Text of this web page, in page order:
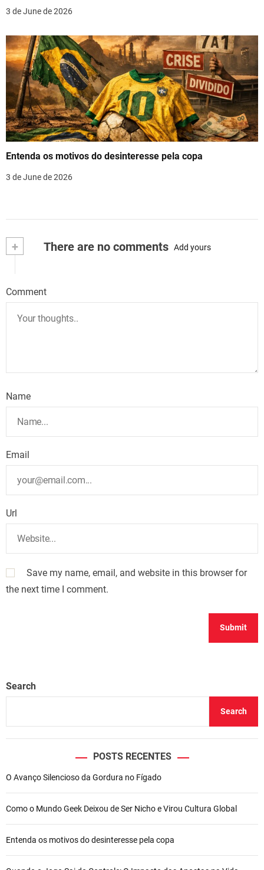
3 de June de 2026
Entenda os motivos do desinteresse pela copa
3 de June de 2026
+ There are no comments Add yours
Comment
Name
Email
Url
Save my name, email, and website in this browser for
the next time I comment.
Search
Search
POSTS RECENTES
O Avanço Silencioso da Gordura no Fígado
Como o Mundo Geek Deixou de Ser Nicho e Virou Cultura Global
Entenda os motivos do desinteresse pela copa